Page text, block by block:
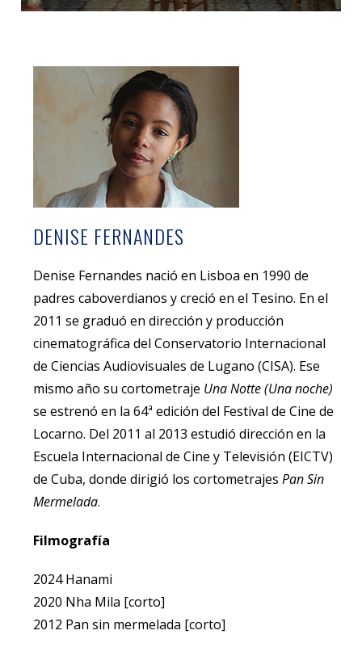
DENISE FERNANDES
Denise Fernandes nació en Lisboa en 1990 de
padres caboverdianos y creció en el Tesino. En el
2011 se graduó en dirección y producción
cinematográfica del Conservatorio Internacional
de Ciencias Audiovisuales de Lugano (CISA). Ese
mismo año su cortometraje Una Notte (Una noche)
se estrenó en la 64ª edición del Festival de Cine de
Locarno. Del 2011 al 2013 estudió dirección en la
Escuela Internacional de Cine y Televisión (EICTV)
de Cuba, donde dirigió los cortometrajesPan Sin
Mermelada.
Filmografía
2024 Hanami
2020 Nha Mila [corto]
2012 Pan sin mermelada [corto]